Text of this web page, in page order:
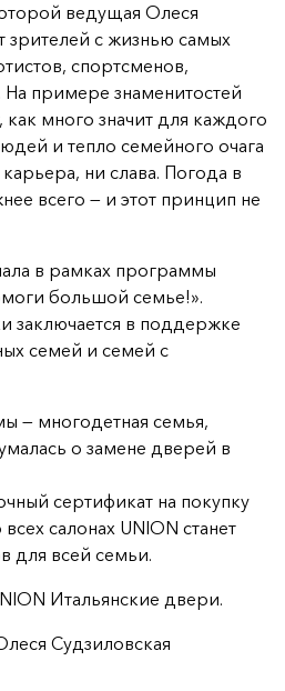
ведущая Олеся
зрителей с жизнью самых
спортсменов,
На примере знаменитостей
много значит для каждого
и тепло семейного очага
ни слава. Погода в
всего — и этот принцип не
в рамках программы
большой семье!».
заключается в поддержке
семей и семей с
— многодетная семья,
о замене дверей в
сертификат на покупку
салонах UNION станет
для всей семьи.
Итальянские двери.
Судзиловская